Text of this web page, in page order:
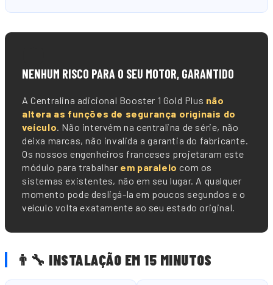
NENHUM RISCO PARA O SEU MOTOR, GARANTIDO
A Centralina adicional Booster 1 Gold Plus não
altera as funções de segurança originais do
veículo. Não intervém na centralina de série, não
deixa marcas, não invalida a garantia do fabricante.
Os nossos engenheiros franceses projetaram este
módulo para trabalhar em paralelo com os
sistemas existentes, não em seu lugar. A qualquer
momento pode desligá-la em poucos segundos e o
veículo volta exatamente ao seu estado original.
👨🔧 INSTALAÇÃO EM 15 MINUTOS